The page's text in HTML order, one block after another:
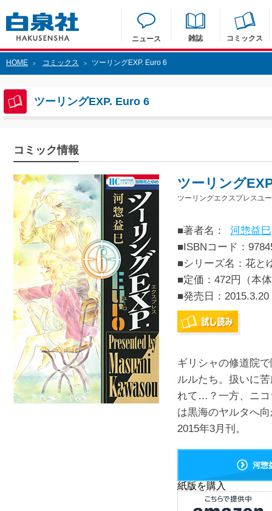
ニュース 雑誌 コミックス
HOME > コミックス > ツーリングEXP. Euro 6
ツーリングEXP. Euro 6
コミック情報
ツーリング
ツーリングエクスプレスユ
■著者名：
河惣益巳
■ISBNコード：
■シリーズ名：花と
■定価：472円（本
■発売日： 2015.3.20
ギリシャの修道院
ルルたち。扱いに
れて…？一方、ニコ
は黒海のヤルタへ
2015年3月刊。
河惣
紙版を購入